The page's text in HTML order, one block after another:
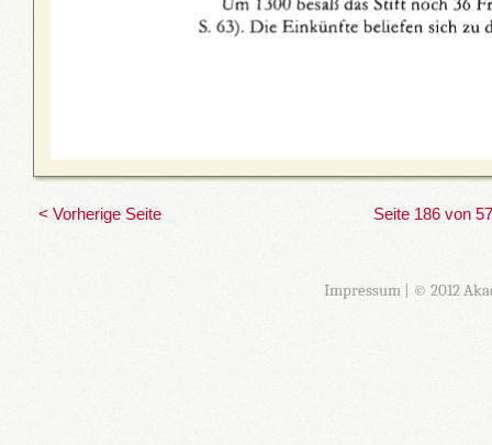
< Vorherige Seite Seite 186 von
Impressum| © 2012